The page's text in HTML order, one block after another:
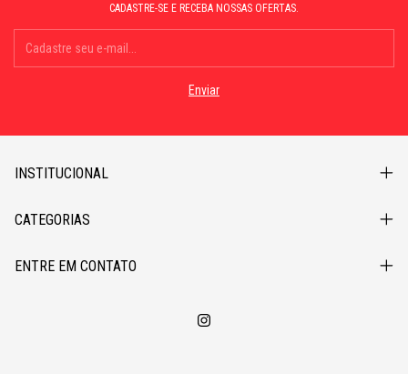
CADASTRE-SE E RECEBA NOSSAS OFERTAS.
INSTITUCIONAL
CATEGORIAS
ENTRE EM CONTATO